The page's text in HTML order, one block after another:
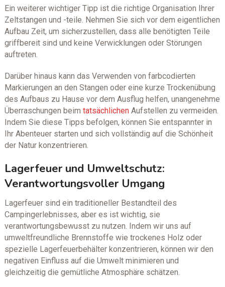
Ein weiterer wichtiger Tipp ist die richtige Organisation Ihrer
Zeltstangen und -teile. Nehmen Sie sich vor dem eigentlichen
Aufbau Zeit, um sicherzustellen, dass alle benötigten Teile
griffbereit sind und keine Verwicklungen oder Störungen
auftreten.
Darüber hinaus kann das Verwenden von farbcodierten
Markierungen an den Stangen oder eine kurze Trockenübung
des Aufbaus zu Hause vor dem Ausflug helfen, unangenehme
Überraschungen beim tatsächlichenAufstellen zu vermeiden.
Indem Sie diese Tipps befolgen, können Sie entspannter in
Ihr Abenteuer starten und sich vollständig auf die Schönheit
der Natur konzentrieren.
Lagerfeuer und Umweltschutz:
Verantwortungsvoller Umgang
Lagerfeuer sind ein traditioneller Bestandteil des
Campingerlebnisses, aber es ist wichtig, sie
verantwortungsbewusst zu nutzen. Indem wir uns auf
umweltfreundliche Brennstoffe wie trockenes Holz oder
spezielle Lagerfeuerbehälter konzentrieren, können wir den
negativen Einfluss auf die Umwelt minimieren und
gleichzeitig die gemütliche Atmosphäre schätzen.